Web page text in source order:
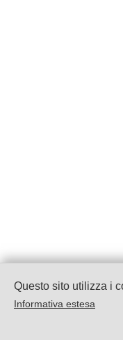
Questo sito utilizza i
Informativa estesa